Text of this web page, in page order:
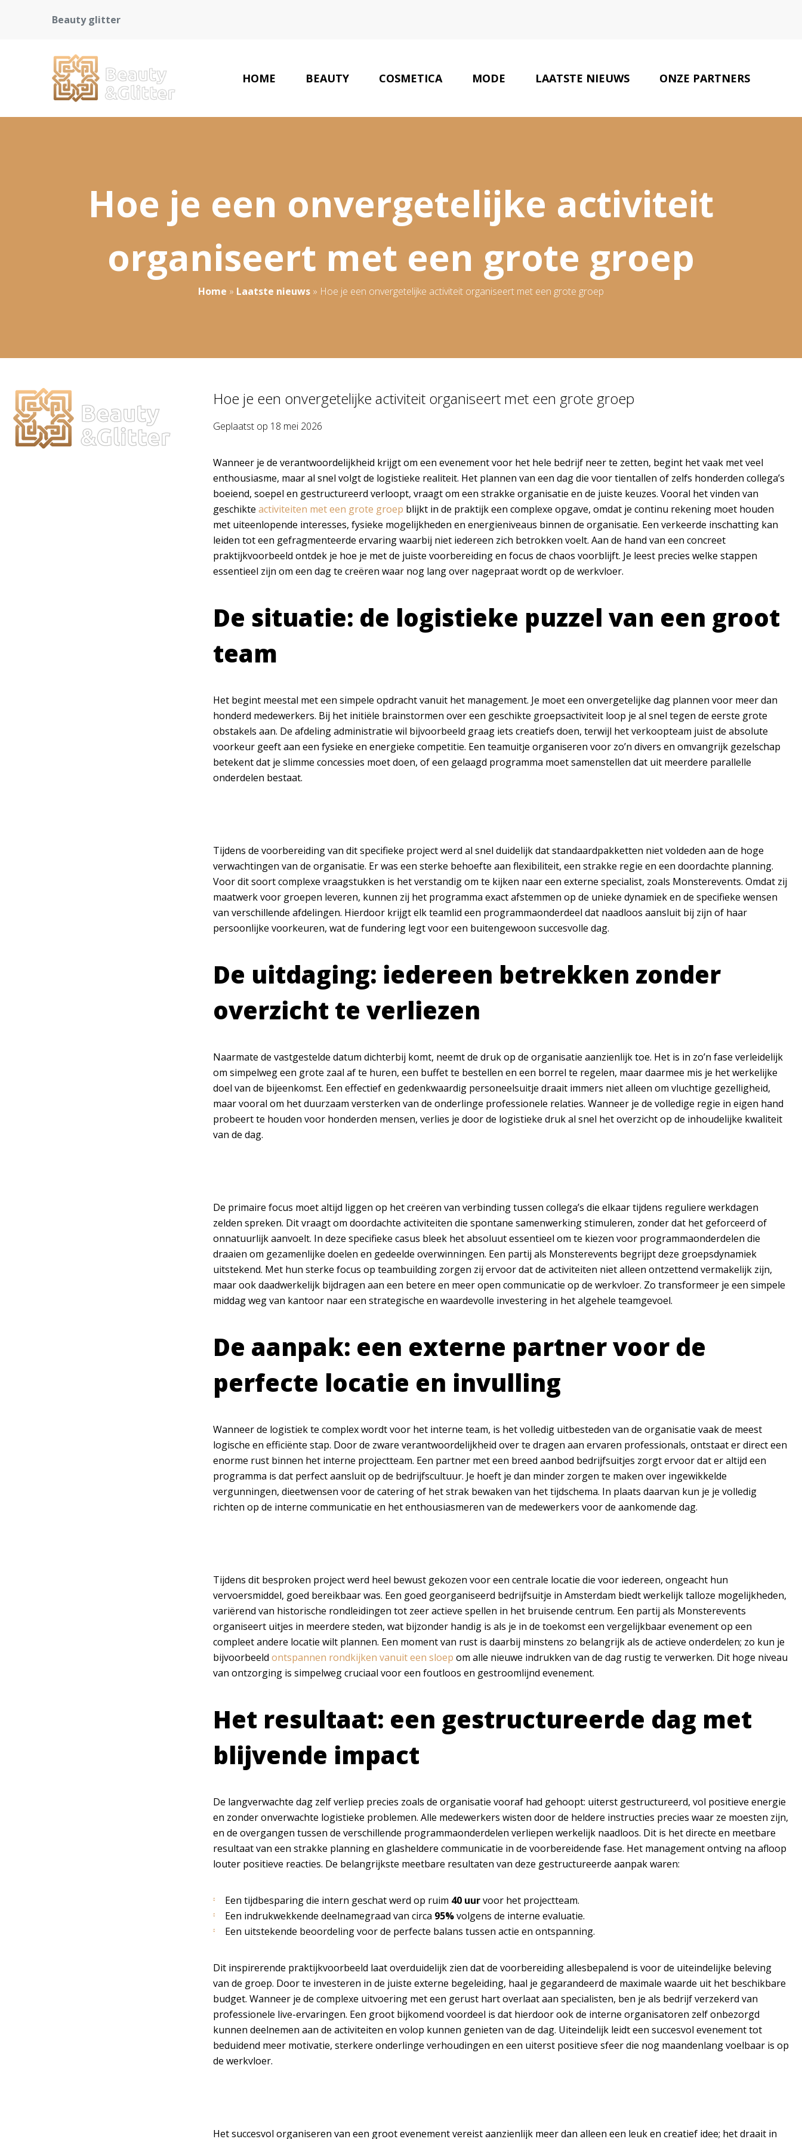
Beauty glitter
HOME BEAUTY COSMETICA MODE LAATSTE NIEUWS ONZE PARTNERS
Hoe je een onvergetelijke activiteit
organiseert met een grote groep
Home » Laatste nieuws » Hoe je een onvergetelijke activiteit organiseert met een grote groep
Hoe je een onvergetelijke activiteit organiseert met een grote groep
Geplaatst op 18 mei 2026
Wanneer je de verantwoordelijkheid krijgt om een evenement voor het hele bedrijf neer te zetten, begint het vaak met veel
enthousiasme, maar al snel volgt de logistieke realiteit. Het plannen van een dag die voor tientallen of zelfs honderden collega’s
boeiend, soepel en gestructureerd verloopt, vraagt om een strakke organisatie en de juiste keuzes. Vooral het vinden van
geschikte activiteiten met een grote groep blijkt in de praktijk een complexe opgave, omdat je continu rekening moet houden
met uiteenlopende interesses, fysieke mogelijkheden en energieniveaus binnen de organisatie. Een verkeerde inschatting kan
leiden tot een gefragmenteerde ervaring waarbij niet iedereen zich betrokken voelt. Aan de hand van een concreet
praktijkvoorbeeld ontdek je hoe je met de juiste voorbereiding en focus de chaos voorblijft. Je leest precies welke stappen
essentieel zijn om een dag te creëren waar nog lang over nagepraat wordt op de werkvloer.
De situatie: de logistieke puzzel van een groot
team
Het begint meestal met een simpele opdracht vanuit het management. Je moet een onvergetelijke dag plannen voor meer dan
honderd medewerkers. Bij het initiële brainstormen over een geschikte groepsactiviteit loop je al snel tegen de eerste grote
obstakels aan. De afdeling administratie wil bijvoorbeeld graag iets creatiefs doen, terwijl het verkoopteam juist de absolute
voorkeur geeft aan een fysieke en energieke competitie. Een teamuitje organiseren voor zo’n divers en omvangrijk gezelschap
betekent dat je slimme concessies moet doen, of een gelaagd programma moet samenstellen dat uit meerdere parallelle
onderdelen bestaat.
Tijdens de voorbereiding van dit specifieke project werd al snel duidelijk dat standaardpakketten niet voldeden aan de hoge
verwachtingen van de organisatie. Er was een sterke behoefte aan flexibiliteit, een strakke regie en een doordachte planning.
Voor dit soort complexe vraagstukken is het verstandig om te kijken naar een externe specialist, zoals Monsterevents. Omdat zij
maatwerk voor groepen leveren, kunnen zij het programma exact afstemmen op de unieke dynamiek en de specifieke wensen
van verschillende afdelingen. Hierdoor krijgt elk teamlid een programmaonderdeel dat naadloos aansluit bij zijn of haar
persoonlijke voorkeuren, wat de fundering legt voor een buitengewoon succesvolle dag.
De uitdaging: iedereen betrekken zonder
overzicht te verliezen
Naarmate de vastgestelde datum dichterbij komt, neemt de druk op de organisatie aanzienlijk toe. Het is in zo’n fase verleidelijk
om simpelweg een grote zaal af te huren, een buffet te bestellen en een borrel te regelen, maar daarmee mis je het werkelijke
doel van de bijeenkomst. Een effectief en gedenkwaardig personeelsuitje draait immers niet alleen om vluchtige gezelligheid,
maar vooral om het duurzaam versterken van de onderlinge professionele relaties. Wanneer je de volledige regie in eigen hand
probeert te houden voor honderden mensen, verlies je door de logistieke druk al snel het overzicht op de inhoudelijke kwaliteit
van de dag.
De primaire focus moet altijd liggen op het creëren van verbinding tussen collega’s die elkaar tijdens reguliere werkdagen
zelden spreken. Dit vraagt om doordachte activiteiten die spontane samenwerking stimuleren, zonder dat het geforceerd of
onnatuurlijk aanvoelt. In deze specifieke casus bleek het absoluut essentieel om te kiezen voor programmaonderdelen die
draaien om gezamenlijke doelen en gedeelde overwinningen. Een partij als Monsterevents begrijpt deze groepsdynamiek
uitstekend. Met hun sterke focus op teambuilding zorgen zij ervoor dat de activiteiten niet alleen ontzettend vermakelijk zijn,
maar ook daadwerkelijk bijdragen aan een betere en meer open communicatie op de werkvloer. Zo transformeer je een simpele
middag weg van kantoor naar een strategische en waardevolle investering in het algehele teamgevoel.
De aanpak: een externe partner voor de
perfecte locatie en invulling
Wanneer de logistiek te complex wordt voor het interne team, is het volledig uitbesteden van de organisatie vaak de meest
logische en efficiënte stap. Door de zware verantwoordelijkheid over te dragen aan ervaren professionals, ontstaat er direct een
enorme rust binnen het interne projectteam. Een partner met een breed aanbod bedrijfsuitjes zorgt ervoor dat er altijd een
programma is dat perfect aansluit op de bedrijfscultuur. Je hoeft je dan minder zorgen te maken over ingewikkelde
vergunningen, dieetwensen voor de catering of het strak bewaken van het tijdschema. In plaats daarvan kun je je volledig
richten op de interne communicatie en het enthousiasmeren van de medewerkers voor de aankomende dag.
Tijdens dit besproken project werd heel bewust gekozen voor een centrale locatie die voor iedereen, ongeacht hun
vervoersmiddel, goed bereikbaar was. Een goed georganiseerd bedrijfsuitje in Amsterdam biedt werkelijk talloze mogelijkheden,
variërend van historische rondleidingen tot zeer actieve spellen in het bruisende centrum. Een partij als Monsterevents
organiseert uitjes in meerdere steden, wat bijzonder handig is als je in de toekomst een vergelijkbaar evenement op een
compleet andere locatie wilt plannen. Een moment van rust is daarbij minstens zo belangrijk als de actieve onderdelen; zo kun je
bijvoorbeeld ontspannen rondkijken vanuit een sloep om alle nieuwe indrukken van de dag rustig te verwerken. Dit hoge niveau
van ontzorging is simpelweg cruciaal voor een foutloos en gestroomlijnd evenement.
Het resultaat: een gestructureerde dag met
blijvende impact
De langverwachte dag zelf verliep precies zoals de organisatie vooraf had gehoopt: uiterst gestructureerd, vol positieve energie
en zonder onverwachte logistieke problemen. Alle medewerkers wisten door de heldere instructies precies waar ze moesten zijn,
en de overgangen tussen de verschillende programmaonderdelen verliepen werkelijk naadloos. Dit is het directe en meetbare
resultaat van een strakke planning en glasheldere communicatie in de voorbereidende fase. Het management ontving na afloop
louter positieve reacties. De belangrijkste meetbare resultaten van deze gestructureerde aanpak waren:
Een tijdbesparing die intern geschat werd op ruim 40 uurvoor het projectteam.
Een indrukwekkende deelnamegraad van circa 95%volgens de interne evaluatie.
Een uitstekende beoordeling voor de perfecte balans tussen actie en ontspanning.
Dit inspirerende praktijkvoorbeeld laat overduidelijk zien dat de voorbereiding allesbepalend is voor de uiteindelijke beleving
van de groep. Door te investeren in de juiste externe begeleiding, haal je gegarandeerd de maximale waarde uit het beschikbare
budget. Wanneer je de complexe uitvoering met een gerust hart overlaat aan specialisten, ben je als bedrijf verzekerd van
professionele live-ervaringen. Een groot bijkomend voordeel is dat hierdoor ook de interne organisatoren zelf onbezorgd
kunnen deelnemen aan de activiteiten en volop kunnen genieten van de dag. Uiteindelijk leidt een succesvol evenement tot
beduidend meer motivatie, sterkere onderlinge verhoudingen en een uiterst positieve sfeer die nog maandenlang voelbaar is op
de werkvloer.
Het succesvol organiseren van een groot evenement vereist aanzienlijk meer dan alleen een leuk en creatief idee; het draait in